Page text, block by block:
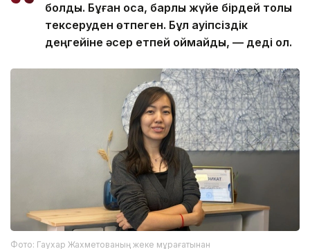
болды. Бұған қоса, барлық жүйе бірдей толық
тексеруден өтпеген. Бұл қауіпсіздік
деңгейіне әсер етпей қоймайды, — деді ол.
Фото: Гаухар Жахметованың жеке мұрағатынан